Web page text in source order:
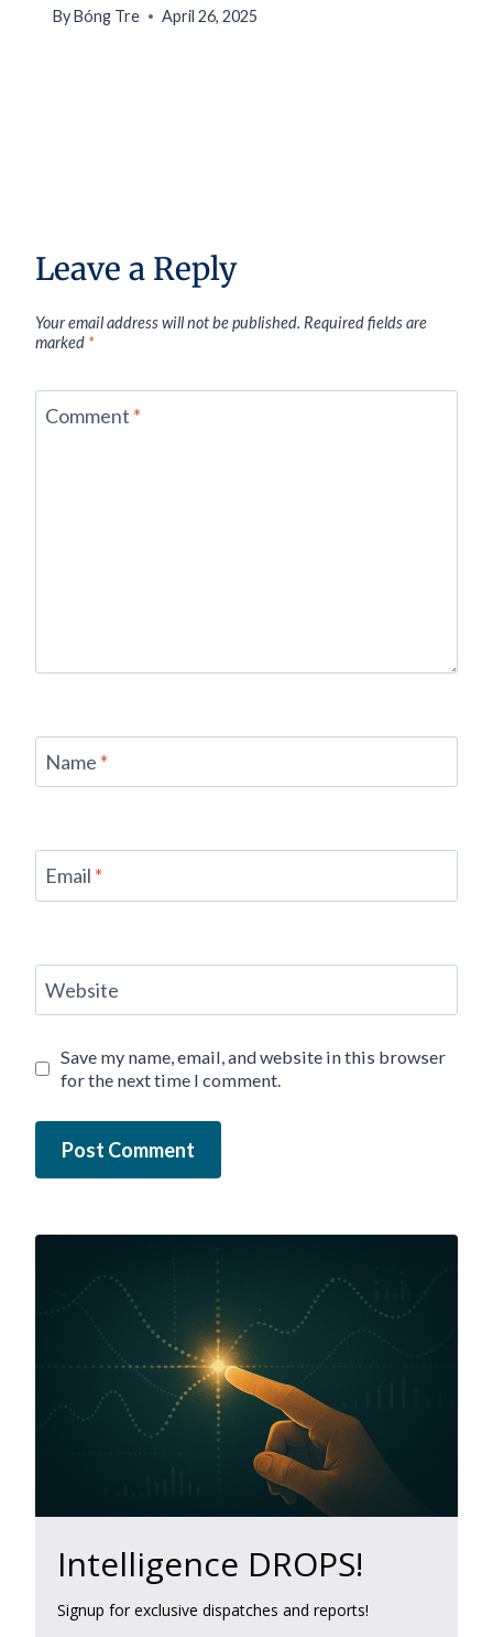
ByBóng Tre April 26, 2025
Leave a Reply
Your email address will not be published. Required fields are
marked *
Comment *
Name *
Email *
Website
Save my name, email, and website in this browser
for the next time I comment.
Intelligence DROPS!
Signup for exclusive dispatches and reports!